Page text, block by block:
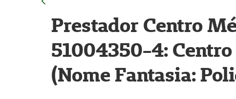
Prestador Centro
51004350-4:
(Nome Fantasia: